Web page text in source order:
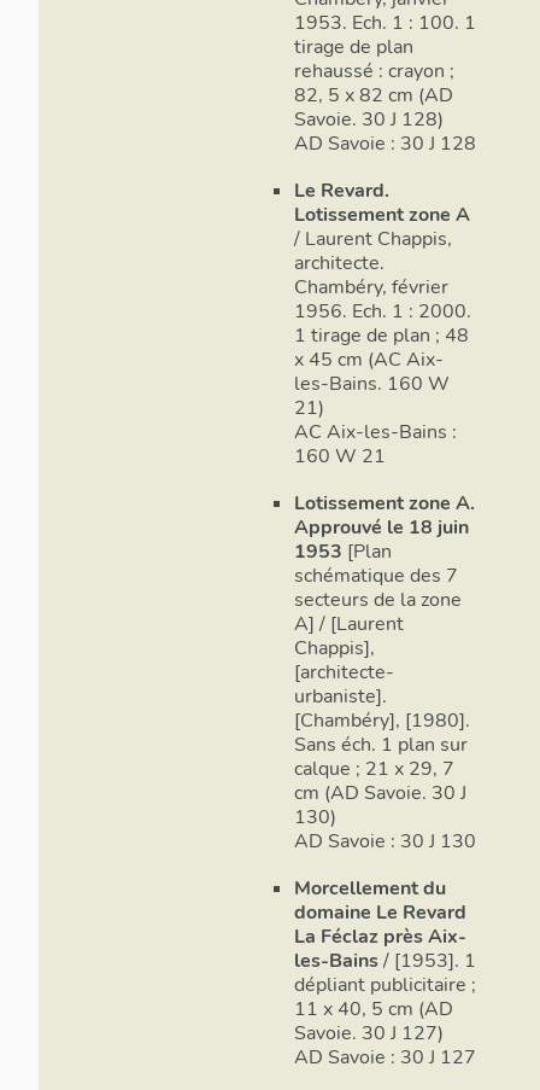
1953. Ech. 1 : 100. 1
tirage de plan
rehaussé : crayon ;
82, 5 x 82 cm (AD
Savoie. 30 J 128)
AD Savoie : 30 J 128
Le Revard.
Lotissement zone A
/ Laurent Chappis,
architecte.
Chambéry, février
1956. Ech. 1 : 2000.
1 tirage de plan ; 48
x 45 cm (AC Aix-
les-Bains. 160 W
21)
AC Aix-les-Bains :
160 W 21
Lotissement zone A.
Approuvé le 18 juin
1953 [Plan
schématique des 7
secteurs de la zone
A] / [Laurent
Chappis],
[architecte-
urbaniste].
[Chambéry], [1980].
Sans éch. 1 plan sur
calque ; 21 x 29, 7
cm (AD Savoie. 30 J
130)
AD Savoie : 30 J 130
Morcellement du
domaine Le Revard
La Féclaz près Aix-
les-Bains/ [1953]. 1
dépliant publicitaire ;
11 x 40, 5 cm (AD
Savoie. 30 J 127)
AD Savoie : 30 J 127